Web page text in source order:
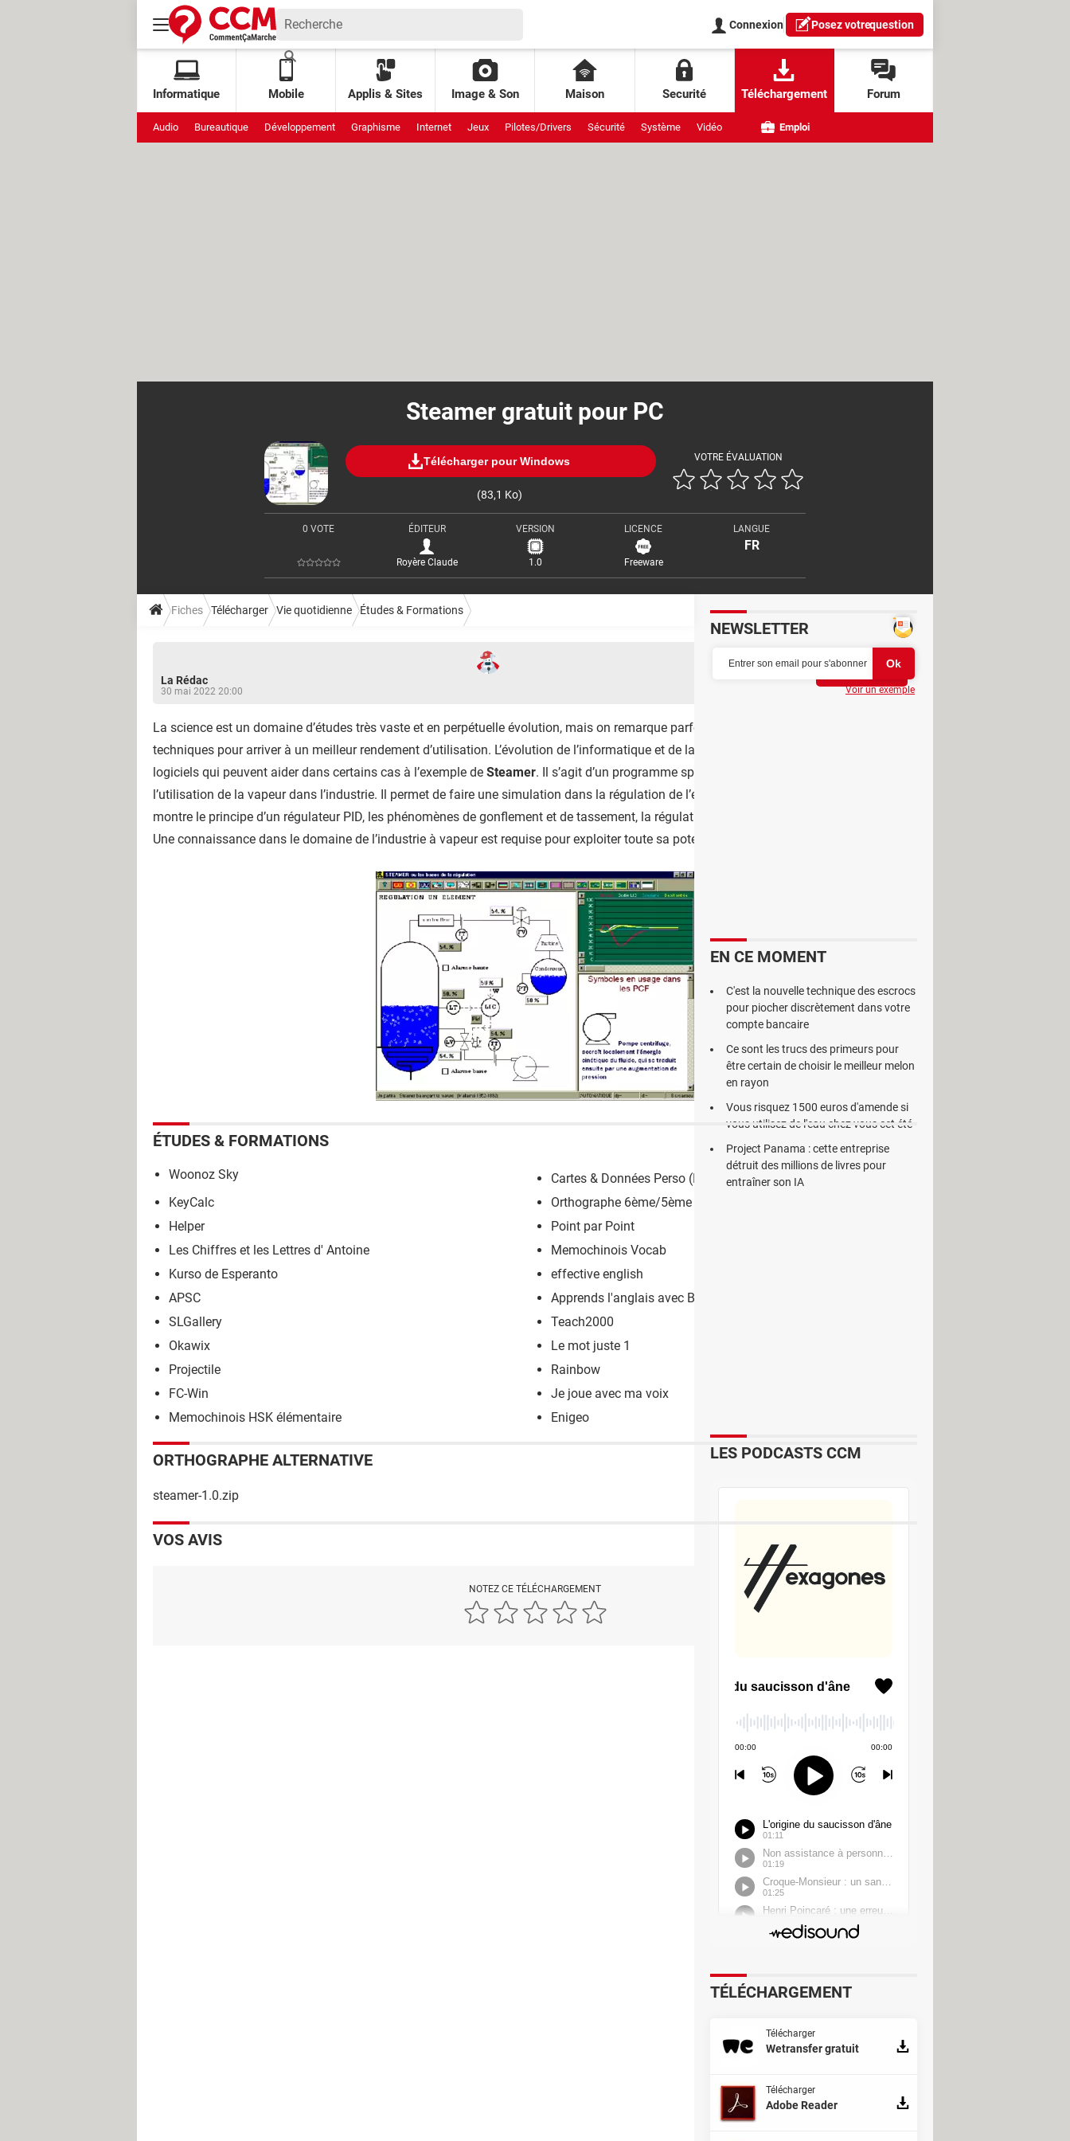
Connexion Posez votrequestion
Informatique Mobile Applis & Sites Image & Son Maison Securité Téléchargement Forum
Audio Bureautique Développement Graphisme Internet Jeux Pilotes/Drivers Sécurité Système Vidéo Emploi
Steamer gratuit pour PC
Télécharger pour Windows
(83,1 Ko)
VOTRE ÉVALUATION
0 VOTE ÉDITEUR
Royère Claude
VERSION
1.0
LICENCE
Freeware
LANGUE
FR
Fiches Télécharger Vie quotidienne Études & Formations
La Rédac
30 mai 2022 20:00
La science est un domaine d’études très vaste et en perpétuelle évolution, mais on remarque parfois qu’on améliore les anciennes
techniques pour arriver à un meilleur rendement d’utilisation. L’évolution de l’informatique et de la technologie a permis de créer des
logiciels qui peuvent aider dans certains cas à l’exemple de Steamer. Il s’agit d’un programme spécialement conçu pour l’étude de
l’utilisation de la vapeur dans l’industrie. Il permet de faire une simulation dans la régulation de l’eau dans un générateur à vapeur. Il
montre le principe d’un régulateur PID, les phénomènes de gonflement et de tassement, la régulation d’un, de deux ou de trois éléments.
Une connaissance dans le domaine de l’industrie à vapeur est requise pour exploiter toute sa potentialité.
ÉTUDES & FORMATIONS
Woonoz Sky
Cartes & Données Perso (Le Cartographeur)
KeyCalc
Orthographe 6ème/5ème
Helper
Point par Point
Les Chiffres et les Lettres d' Antoine
Memochinois Vocab
Kurso de Esperanto
effective english
APSC
Apprends l'anglais avec Busuu
SLGallery
Teach2000
Okawix
Le mot juste 1
Projectile
Rainbow
FC-Win
Je joue avec ma voix
Memochinois HSK élémentaire
Enigeo
ORTHOGRAPHE ALTERNATIVE
steamer-1.0.zip
VOS AVIS
NOTEZ CE TÉLÉCHARGEMENT
NEWSLETTER
Voir un exemple
EN CE MOMENT
C'est la nouvelle technique des escrocs
pour piocher discrètement dans votre
compte bancaire
Ce sont les trucs des primeurs pour
être certain de choisir le meilleur melon
en rayon
Vous risquez 1500 euros d'amende si
vous utilisez de l'eau chez vous cet été
Project Panama : cette entreprise
détruit des millions de livres pour
entraîner son IA
LES PODCASTS CCM
TÉLÉCHARGEMENT
Télécharger
Wetransfer gratuit
Télécharger
Adobe Reader